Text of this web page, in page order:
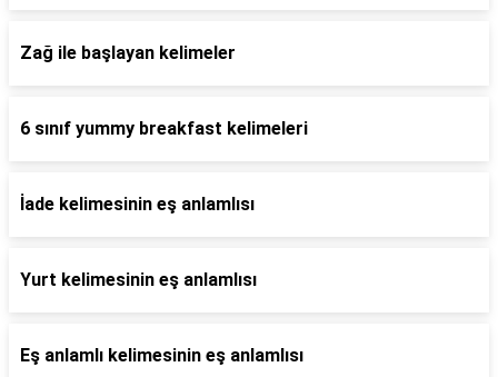
Zağ ile başlayan kelimeler
6 sınıf yummy breakfast kelimeleri
İade kelimesinin eş anlamlısı
Yurt kelimesinin eş anlamlısı
Eş anlamlı kelimesinin eş anlamlısı